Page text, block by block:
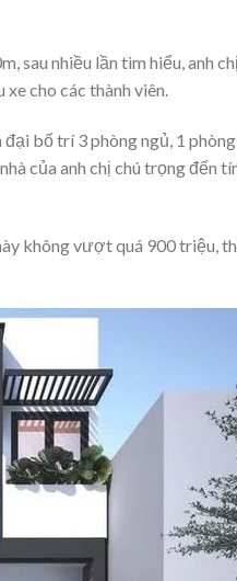
sau nhiều lần tìm hiểu, anh
cho các thành viên.
bố trí 3 phòng ngủ, 1
của anh chị chú trọng đến
không vượt quá 900 triệu,